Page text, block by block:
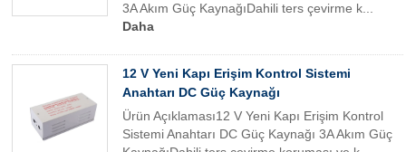
3A Akım Güç KaynağıDahili ters çevirme k...
Daha
12 V Yeni Kapı Erişim Kontrol Sistemi
Anahtarı DC Güç Kaynağı
Ürün Açıklaması12 V Yeni Kapı Erişim Kontrol
Sistemi Anahtarı DC Güç Kaynağı 3A Akım Güç